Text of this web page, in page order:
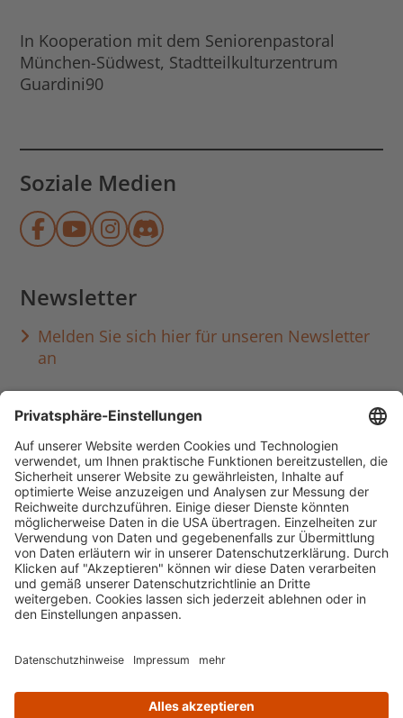
In Kooperation mit dem Seniorenpastoral
München-Südwest, Stadtteilkulturzentrum
Guardini90
Soziale Medien
Münchner Stadtbibliothek auf
Münchner Stadtbibliothek auf
Münchner Stadtbibliothek
Münchner
Newsletter
Melden Sie sich hier für unseren Newsletter
an
Häufig aufgerufen
Standorte & Öffnungszeiten
anmelden & ausleihen
Ausbildung & Karriere
Impressum Datenschutz Barrierefreiheit
literaturportal-bayern.de